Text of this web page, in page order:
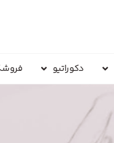
دکوراتیو